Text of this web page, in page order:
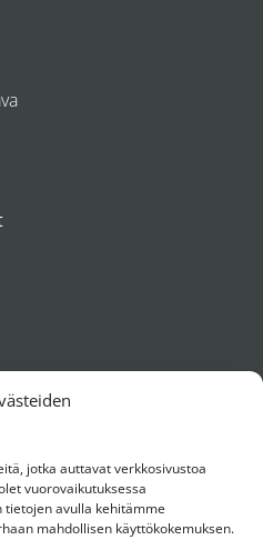
jotka auttavat verkkosivustoa
vuorovaikutuksessa
tietojen avulla kehitämme
mahdollisen käyttökokemuksen.